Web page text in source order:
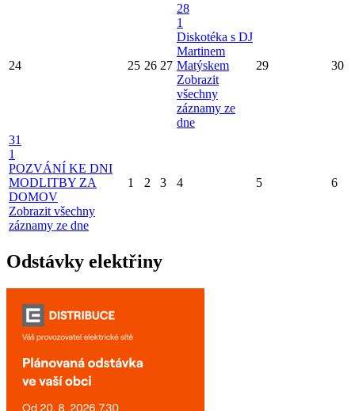
24 25 26 27
28
1
Diskotéka s DJ
Martinem
Matýskem
Zobrazit
všechny
záznamy ze
dne
29 30
31
1
POZVÁNÍ KE DNI
MODLITBY ZA
DOMOV
Zobrazit všechny
záznamy ze dne
1 2 3 4 5 6
Odstávky elektřiny